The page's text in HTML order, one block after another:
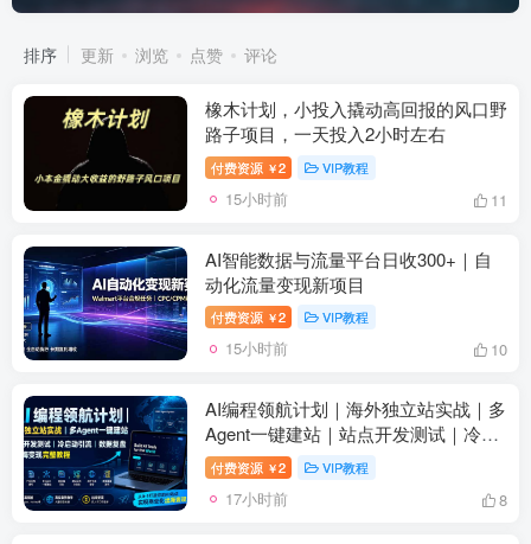
排序 更新 浏览 点赞 评论
橡木计划，小投入撬动高回报的风口野
路子项目，一天投入2小时左右
付费资源 ￥2 VIP教程
15小时前 11
AI智能数据与流量平台日收300+｜自
动化流量变现新项目
付费资源 ￥2 VIP教程
15小时前 10
AI编程领航计划｜海外独立站实战｜多
Agent一键建站｜站点开发测试｜冷启
动引流｜数据复盘｜出海变现完整教程
付费资源 ￥2 VIP教程
17小时前 8